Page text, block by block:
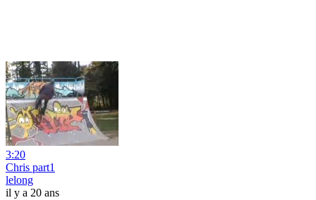
3:20
Chris part1
lelong
il y a 20 ans